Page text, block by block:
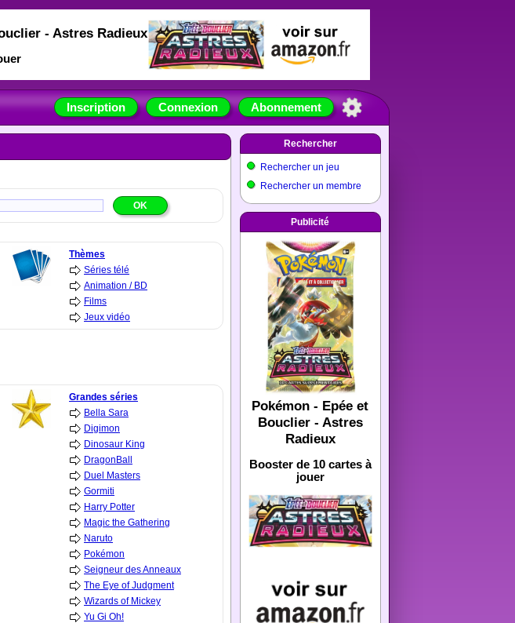
Inscription Connexion Abonnement
Thèmes
Séries télé
Animation / BD
Films
Jeux vidéo
Grandes séries
Bella Sara
Digimon
Dinosaur King
DragonBall
Duel Masters
Gormiti
Harry Potter
Magic the Gathering
Naruto
Pokémon
Seigneur des Anneaux
The Eye of Judgment
Wizards of Mickey
Yu Gi Oh!
Rechercher
Rechercher un jeu
Rechercher un membre
Publicité
Pokémon - Epée et
Bouclier - Astres
Radieux
Booster de 10 cartes à
jouer
- Astres Radieux